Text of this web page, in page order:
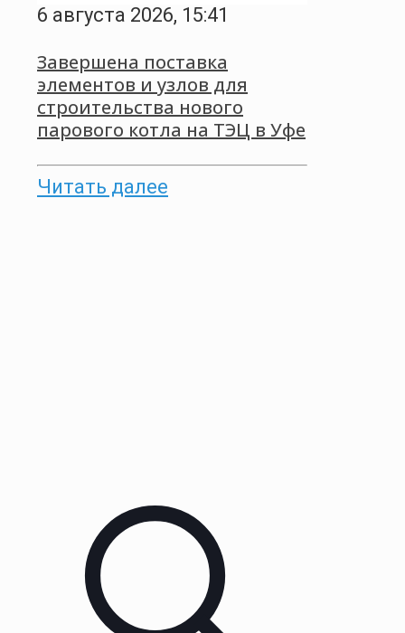
6 августа 2026, 15:41
Завершена поставка
элементов и узлов для
строительства нового
парового котла на ТЭЦ в Уфе
Читать далее